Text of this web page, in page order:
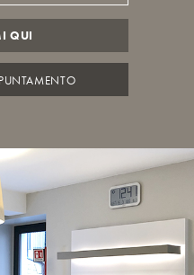
QUI